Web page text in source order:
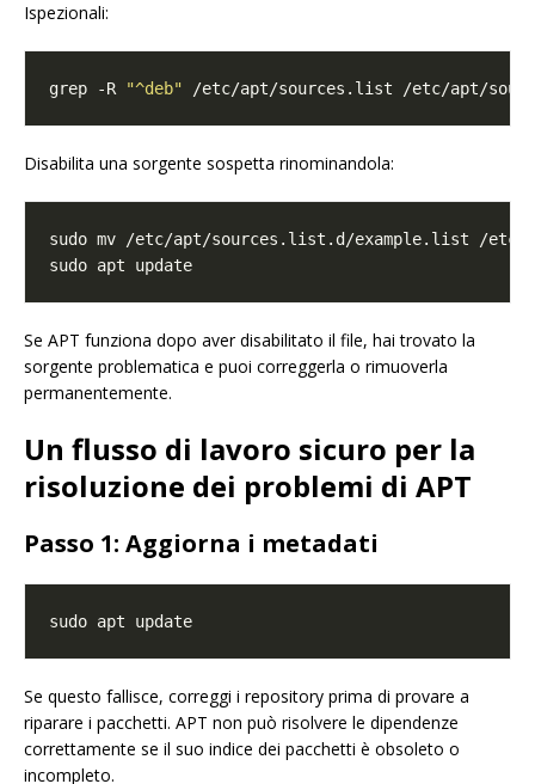
Ispezionali:
grep -R "^deb"
Disabilita una sorgente sospetta rinominandola:
Se APT funziona dopo aver disabilitato il file, hai trovato la
sorgente problematica e puoi correggerla o rimuoverla
permanentemente.
Un flusso di lavoro sicuro per la
risoluzione dei problemi di APT
Passo 1: Aggiorna i metadati
Se questo fallisce, correggi i repository prima di provare a
riparare i pacchetti. APT non può risolvere le dipendenze
correttamente se il suo indice dei pacchetti è obsoleto o
incompleto.